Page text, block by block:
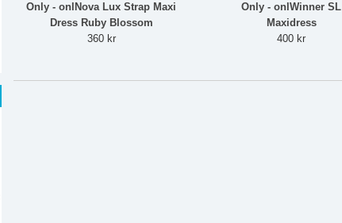
Only - onlNova Lux Strap Maxi
Dress Ruby Blossom
360 kr
Only - onlWinner SL
Maxidress
400 kr